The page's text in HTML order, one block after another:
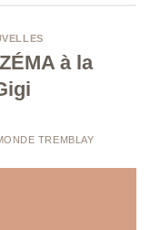
à la
TREMBLAY